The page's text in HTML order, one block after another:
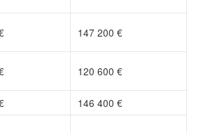
147 200 €
120 600 €
146 400 €